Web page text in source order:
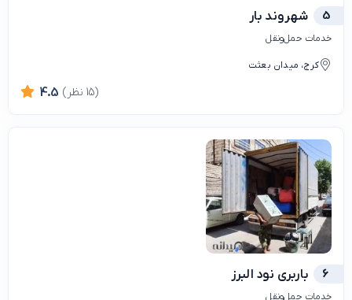
5 شهروند بار
خدمات حمل‌ونقل
کرج، میدان بعثت
4.5 (15 نظر)
6 باربری نود البرز
خدمات حمل‌ونقل